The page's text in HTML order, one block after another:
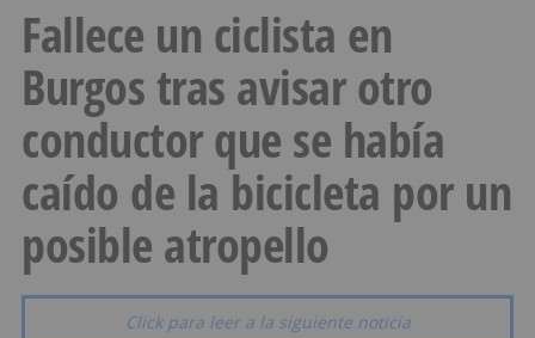
Fallece un ciclista en
Burgos tras avisar otro
conductor que se había
caído de la bicicleta por un
posible atropello
Click para leer a la siguiente noticia